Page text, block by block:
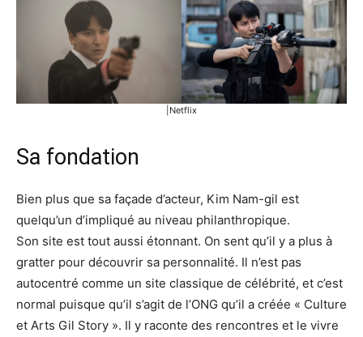
|Netflix
Sa fondation
Bien plus que sa façade d’acteur, Kim Nam-gil est
quelqu’un d’impliqué au niveau philanthropique.
Son site est tout aussi étonnant. On sent qu’il y a plus à
gratter pour découvrir sa personnalité. Il n’est pas
autocentré comme un site classique de célébrité, et c’est
normal puisque qu’il s’agit de l’ONG qu’il a créée « Culture
et Arts Gil Story ». Il y raconte des rencontres et le vivre